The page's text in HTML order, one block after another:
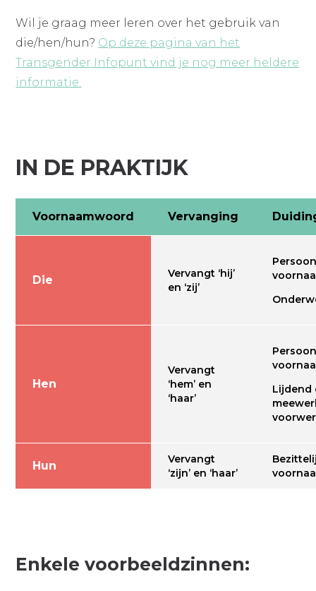
Wil je graag meer leren over het gebruik van
die/hen/hun? Op deze pagina van het
Transgender Infopunt vind je nog meer heldere
informatie.
IN DE PRAKTIJK
Voornaamwoord Vervanging
Die
Vervangt ‘hij’
en ‘zij’
Hen
Vervangt
‘hem’ en
‘haar’
Lijdend
Hun
Vervangt
‘zijn’ en ‘haar’
Enkele voorbeeldzinnen: